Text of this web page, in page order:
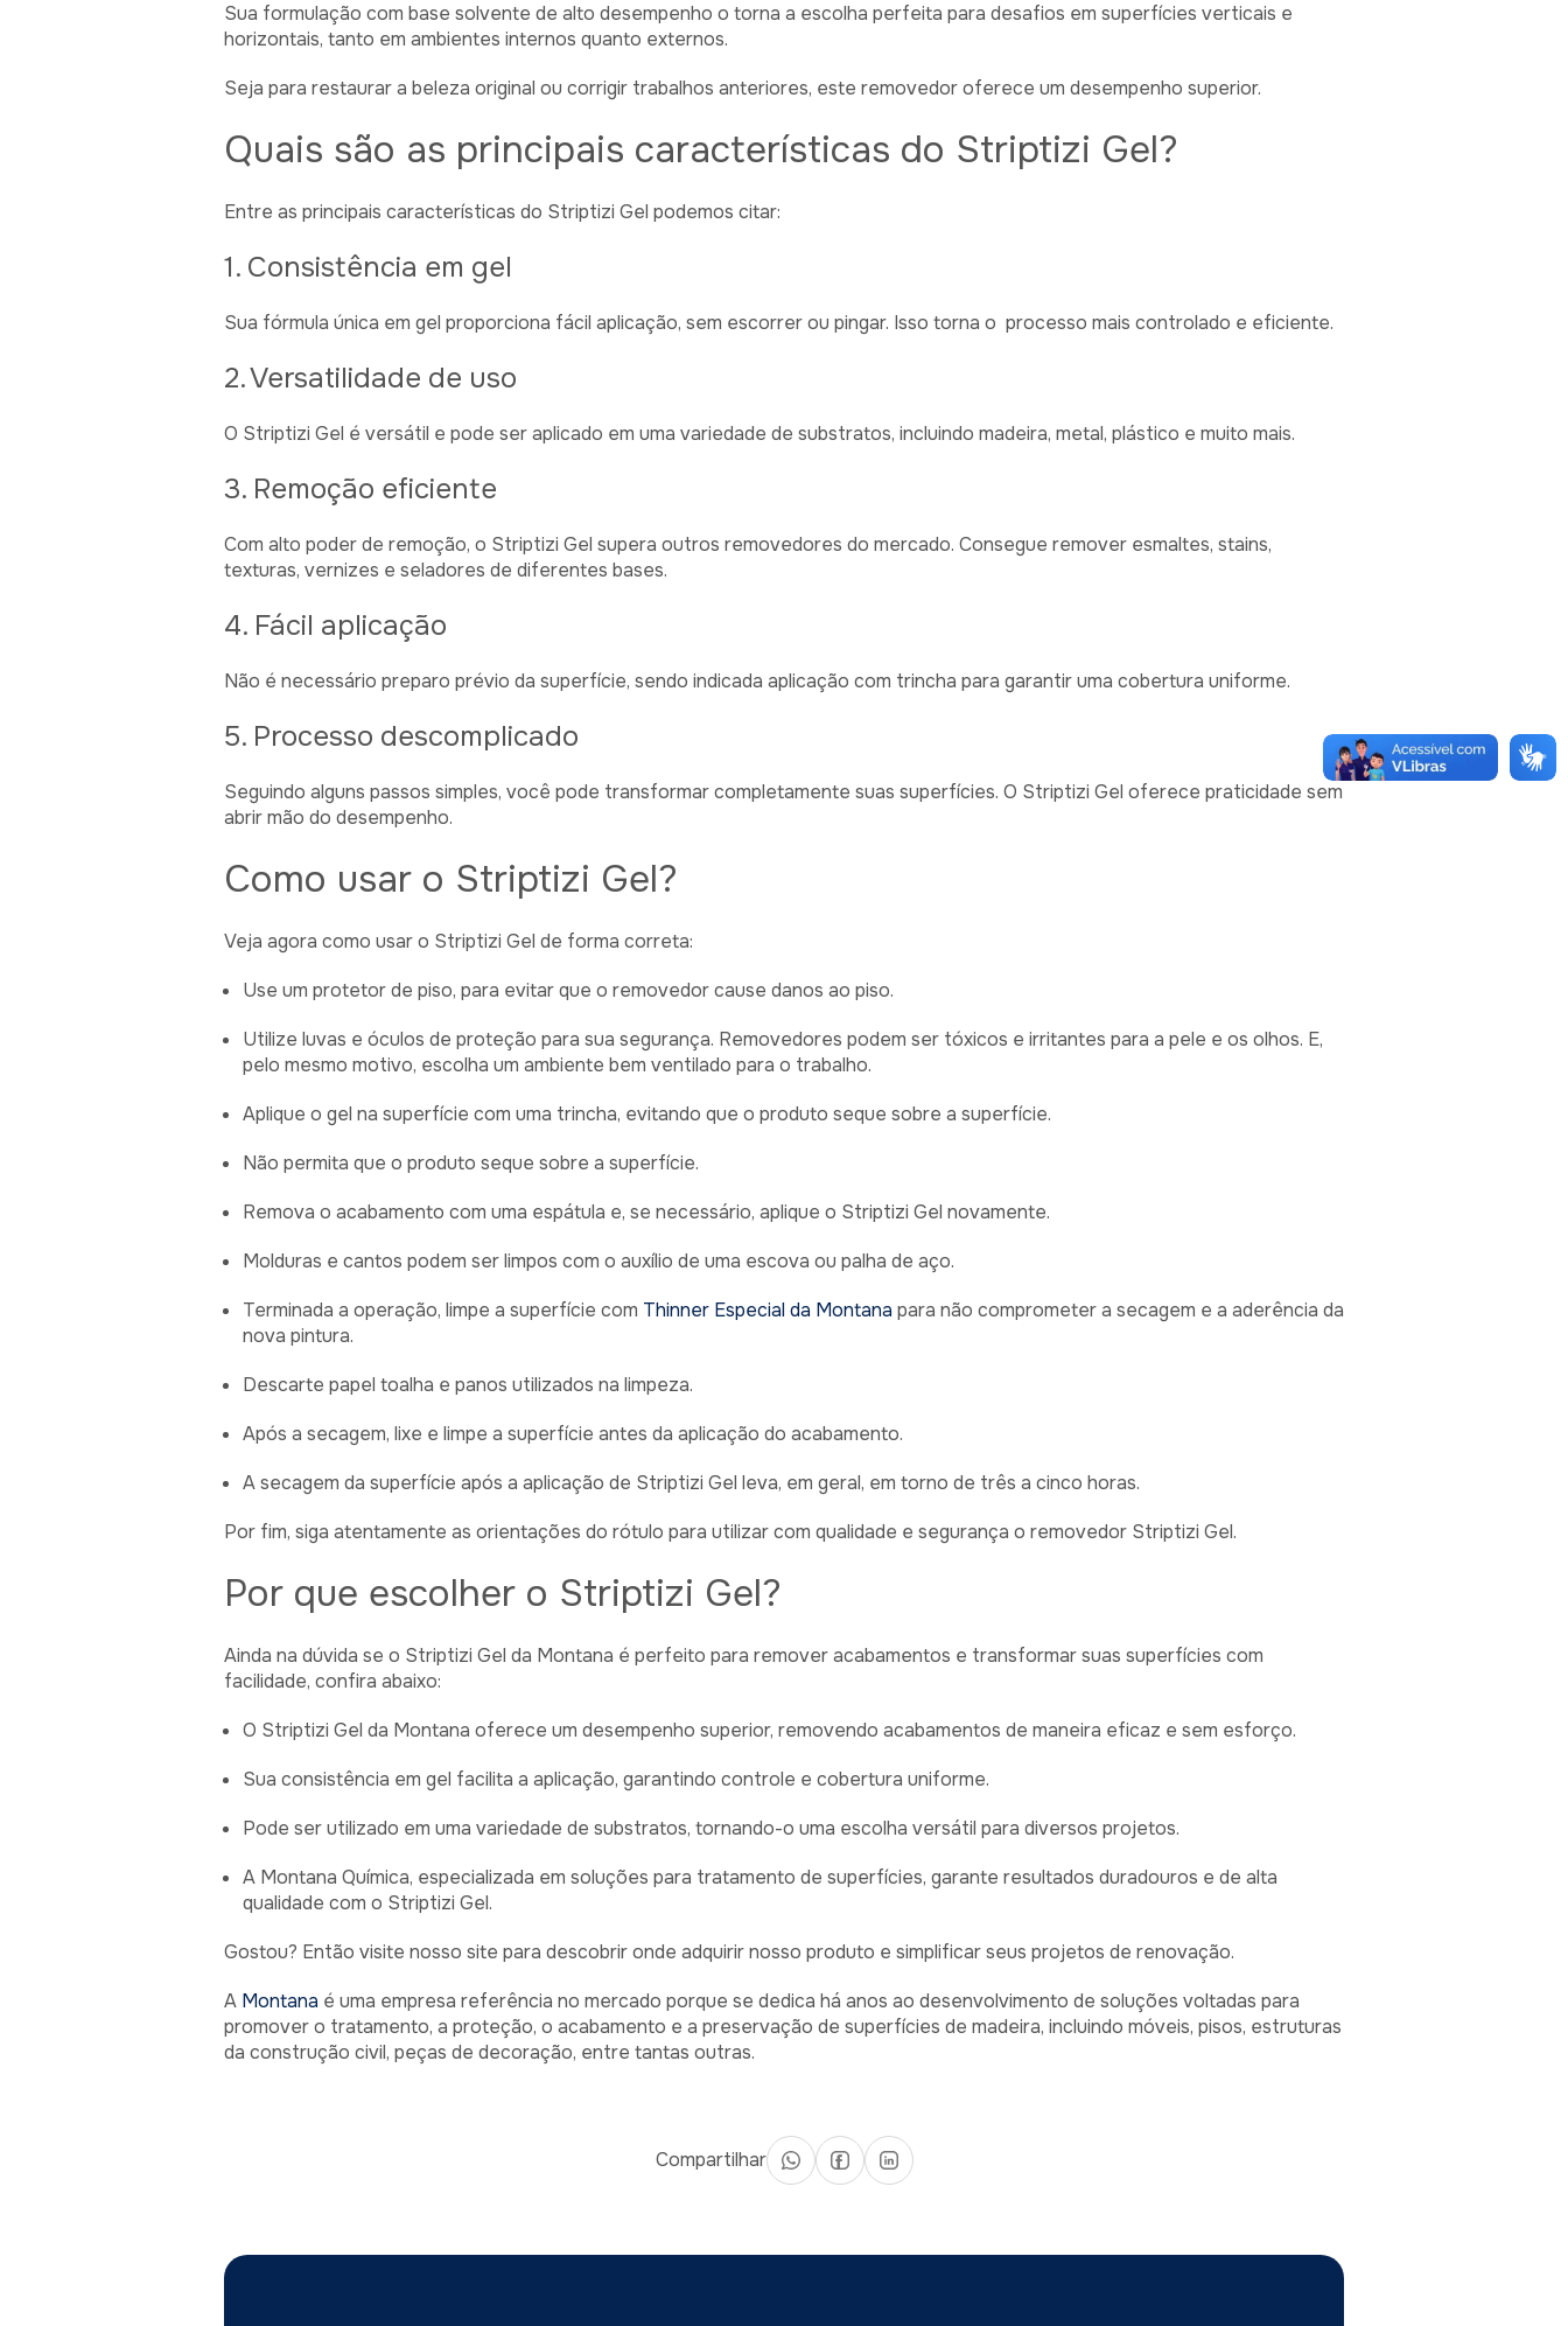
Sua formulação com base solvente de alto desempenho o torna a escolha perfeita para desafios em superfícies verticais e
horizontais, tanto em ambientes internos quanto externos.
Seja para restaurar a beleza original ou corrigir trabalhos anteriores, este removedor oferece um desempenho superior.
Quais são as principais características do Striptizi Gel?
Entre as principais características do Striptizi Gel podemos citar:
1. Consistência em gel
Sua fórmula única em gel proporciona fácil aplicação, sem escorrer ou pingar. Isso torna o processo mais controlado e eficiente.
2. Versatilidade de uso
O Striptizi Gel é versátil e pode ser aplicado em uma variedade de substratos, incluindo madeira, metal, plástico e muito mais.
3. Remoção eficiente
Com alto poder de remoção, o Striptizi Gel supera outros removedores do mercado. Consegue remover esmaltes, stains,
texturas, vernizes e seladores de diferentes bases.
4. Fácil aplicação
Não é necessário preparo prévio da superfície, sendo indicada aplicação com trincha para garantir uma cobertura uniforme.
5. Processo descomplicado
Seguindo alguns passos simples, você pode transformar completamente suas superfícies. O Striptizi Gel oferece praticidade sem
abrir mão do desempenho.
Como usar o Striptizi Gel?
Veja agora como usar o Striptizi Gel de forma correta:
Use um protetor de piso, para evitar que o removedor cause danos ao piso.
Utilize luvas e óculos de proteção para sua segurança. Removedores podem ser tóxicos e irritantes para a pele e os olhos. E,
pelo mesmo motivo, escolha um ambiente bem ventilado para o trabalho.
Aplique o gel na superfície com uma trincha, evitando que o produto seque sobre a superfície.
Não permita que o produto seque sobre a superfície.
Remova o acabamento com uma espátula e, se necessário, aplique o Striptizi Gel novamente.
Molduras e cantos podem ser limpos com o auxílio de uma escova ou palha de aço.
Terminada a operação, limpe a superfície com Thinner Especial da Montana para não comprometer a secagem e a aderência da
nova pintura.
Descarte papel toalha e panos utilizados na limpeza.
Após a secagem, lixe e limpe a superfície antes da aplicação do acabamento.
A secagem da superfície após a aplicação de Striptizi Gel leva, em geral, em torno de três a cinco horas.
Por fim, siga atentamente as orientações do rótulo para utilizar com qualidade e segurança o removedor Striptizi Gel.
Por que escolher o Striptizi Gel?
Ainda na dúvida se o Striptizi Gel da Montana é perfeito para remover acabamentos e transformar suas superfícies com
facilidade, confira abaixo:
O Striptizi Gel da Montana oferece um desempenho superior, removendo acabamentos de maneira eficaz e sem esforço.
Sua consistência em gel facilita a aplicação, garantindo controle e cobertura uniforme.
Pode ser utilizado em uma variedade de substratos, tornando-o uma escolha versátil para diversos projetos.
A Montana Química, especializada em soluções para tratamento de superfícies, garante resultados duradouros e de alta
qualidade com o Striptizi Gel.
Gostou? Então visite nosso site para descobrir onde adquirir nosso produto e simplificar seus projetos de renovação.
A Montana é uma empresa referência no mercado porque se dedica há anos ao desenvolvimento de soluções voltadas para
promover o tratamento, a proteção, o acabamento e a preservação de superfícies de madeira, incluindo móveis, pisos, estruturas
da construção civil, peças de decoração, entre tantas outras.
Compartilhar